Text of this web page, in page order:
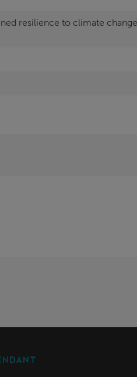
resilience to climate